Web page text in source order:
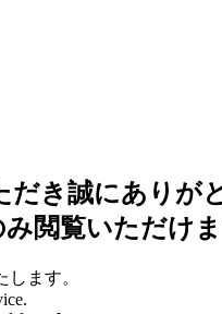
き誠にありが
閲覧いただけま
ます。